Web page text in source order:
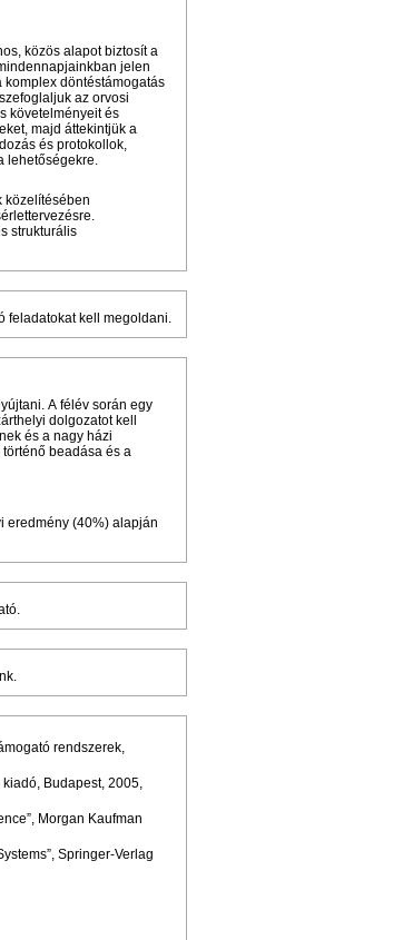
közös alapot biztosít a
jelen
döntéstámogatás
az orvosi
követelményeit és
majd áttekintjük a
és protokollok,
lehetőségekre.
közelítésében
strukturális
feladatokat kell megoldani.
A félév során egy
dolgozatot kell
és a nagy házi
beadása és a
eredmény (40%) alapján
rendszerek,
kiadó, Budapest, 2005,
Morgan Kaufman
Springer-Verlag